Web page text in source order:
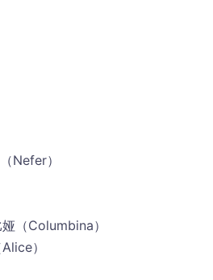
Nefer）
（Columbina）
）